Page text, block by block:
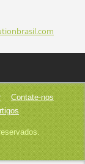
ionbrasil.com
Contate-nos